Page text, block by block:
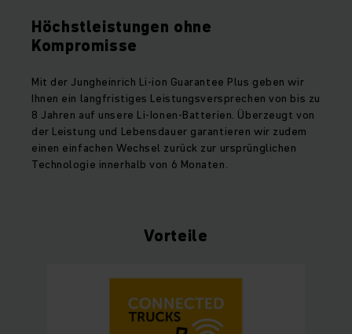
Höchstleistungen ohne
Kompromisse
Mit der Jungheinrich Li-ion Guarantee Plus geben wir
Ihnen ein langfristiges Leistungsversprechen von bis zu
8 Jahren auf unsere Li-Ionen-Batterien. Überzeugt von
der Leistung und Lebensdauer garantieren wir zudem
einen einfachen Wechsel zurück zur ursprünglichen
Technologie innerhalb von 6 Monaten.
Vorteile